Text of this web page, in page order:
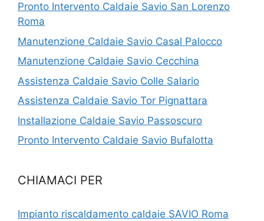
Pronto Intervento Caldaie Savio San Lorenzo
Roma
Manutenzione Caldaie Savio Casal Palocco
Manutenzione Caldaie Savio Cecchina
Assistenza Caldaie Savio Colle Salario
Assistenza Caldaie Savio Tor Pignattara
Installazione Caldaie Savio Passoscuro
Pronto Intervento Caldaie Savio Bufalotta
CHIAMACI PER
Impianto riscaldamento caldaie SAVIO Roma